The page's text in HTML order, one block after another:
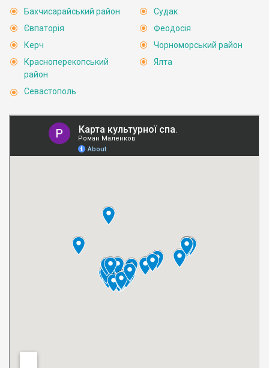
Бахчисарайський район
Євпаторія
Керч
Красноперекопський
район
Севастополь
Судак
Феодосія
Чорноморський район
Ялта